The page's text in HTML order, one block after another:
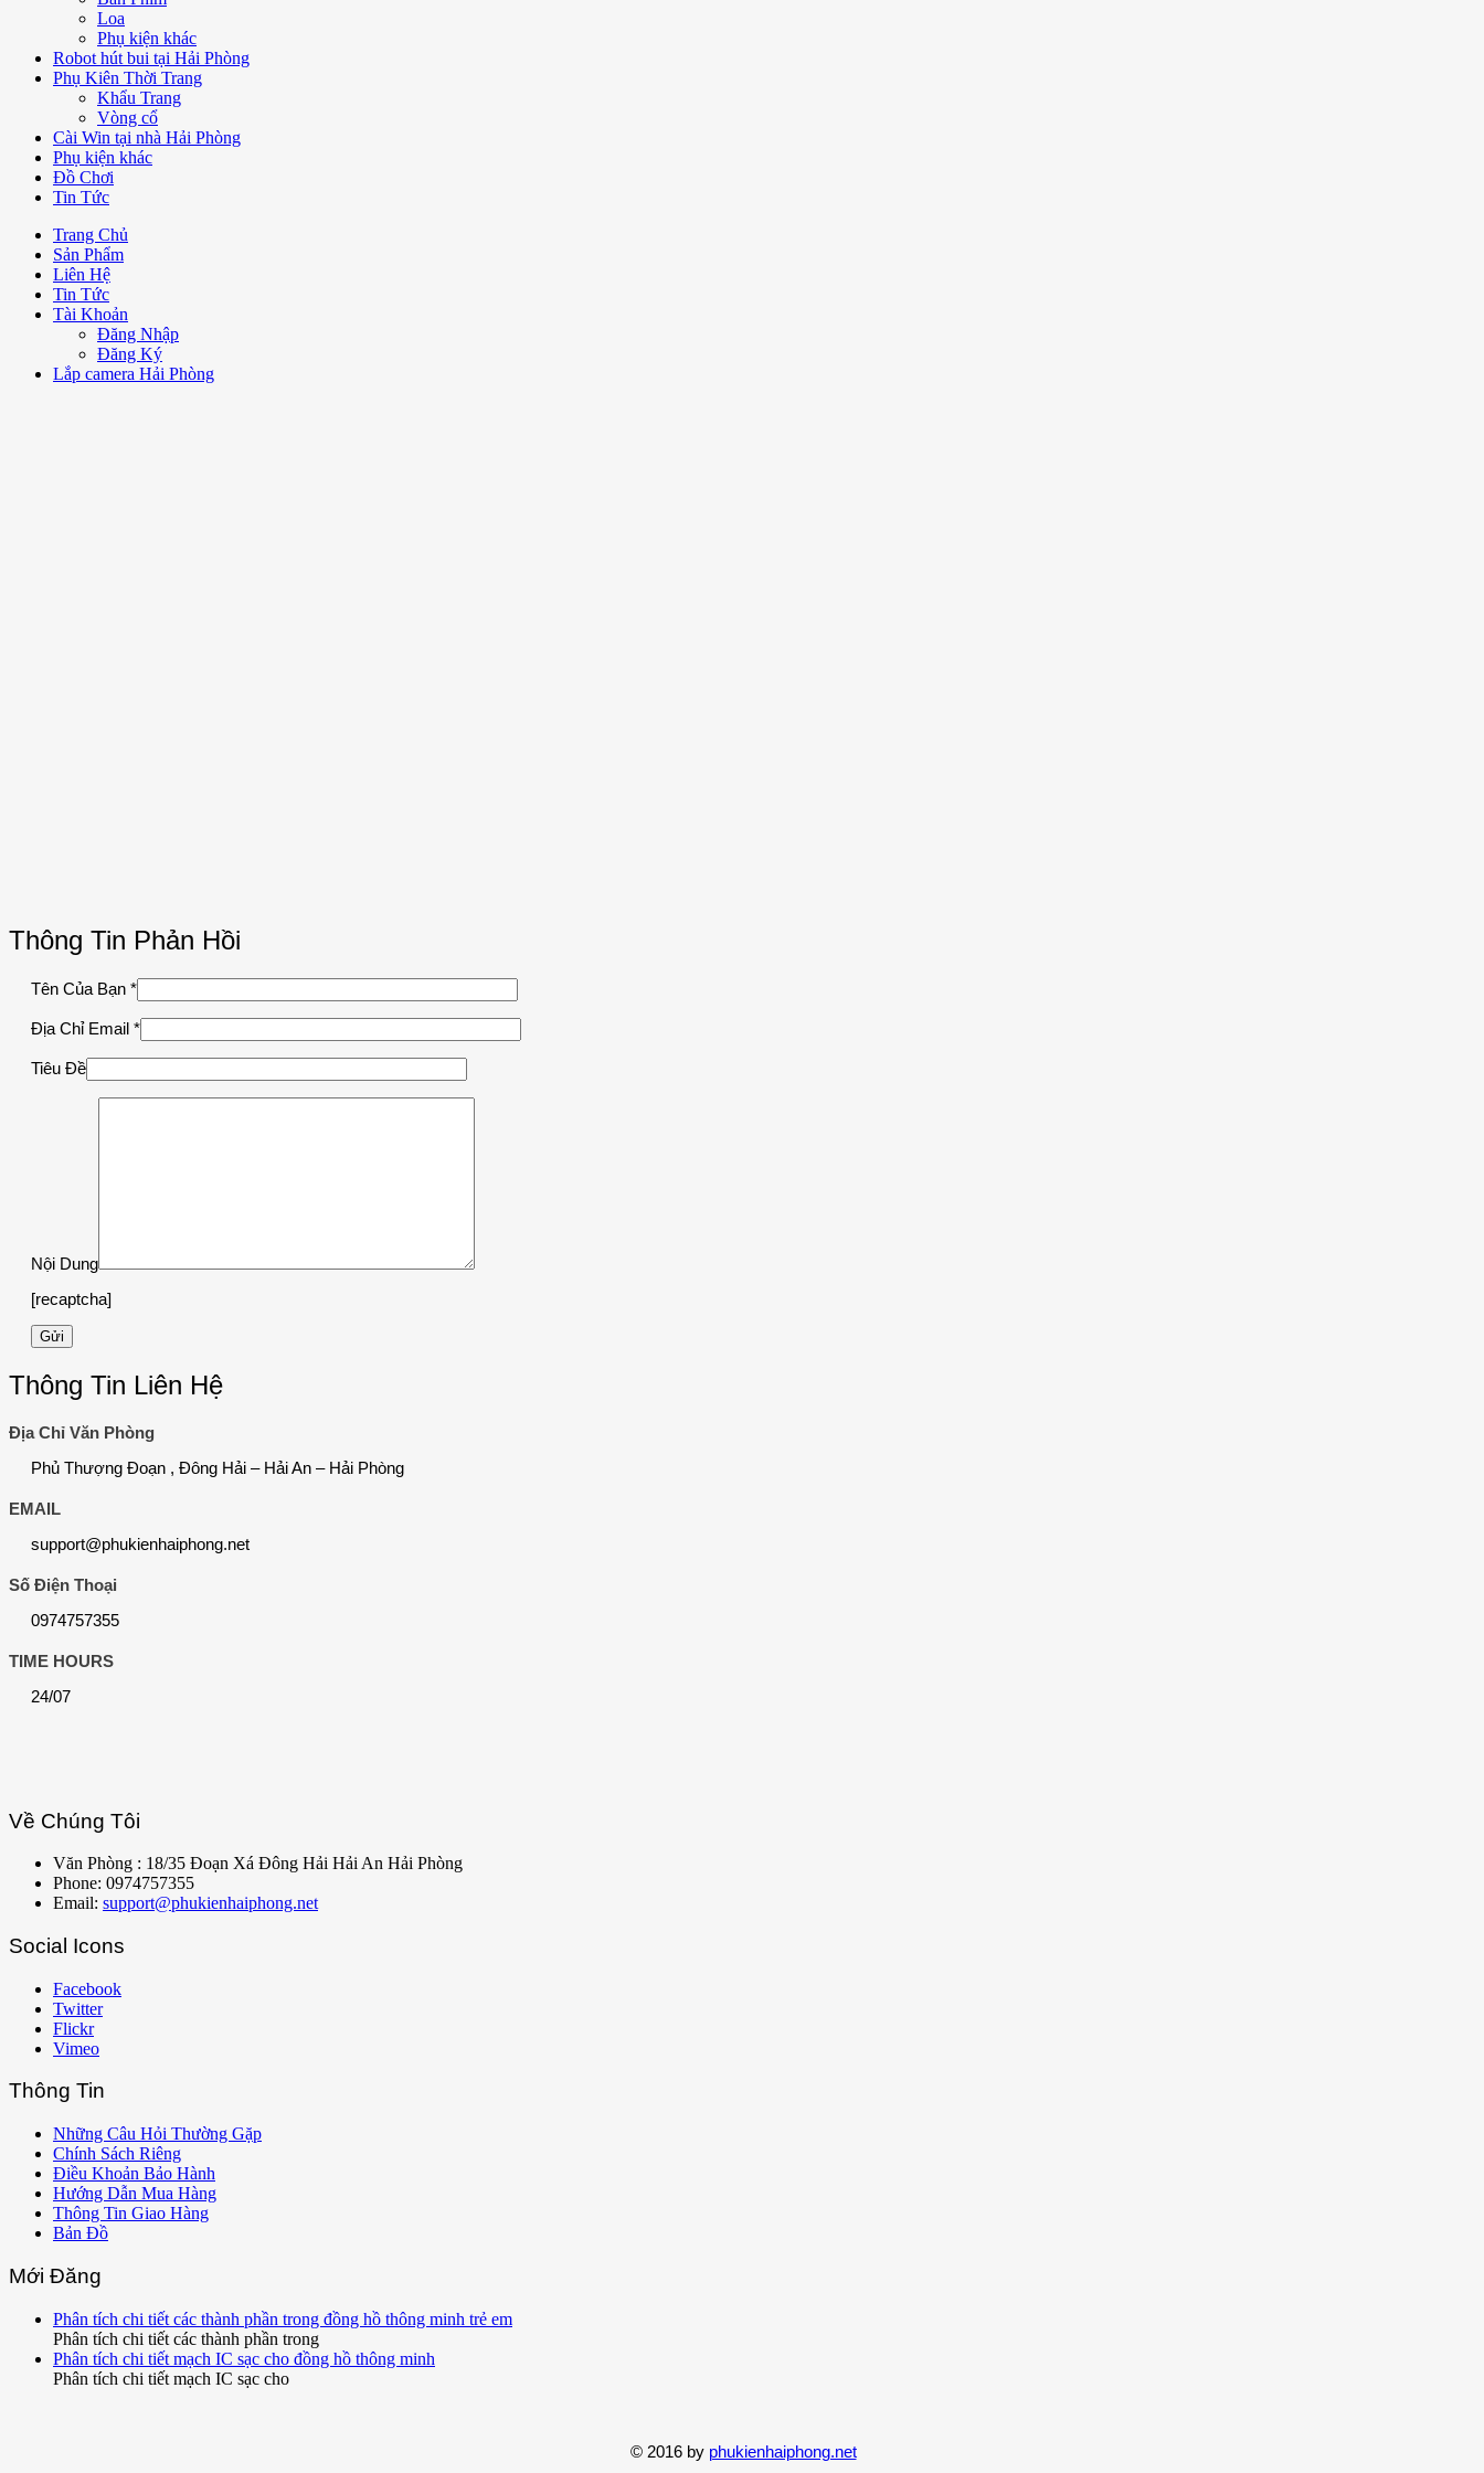
Loa
Phụ kiện khác
Robot hút bui tại Hải Phòng
Phụ Kiên Thời Trang
Khẩu Trang
Vòng cổ
Cài Win tại nhà Hải Phòng
Phụ kiện khác
Đồ Chơi
Tin Tức
Trang Chủ
Sản Phẩm
Liên Hệ
Tin Tức
Tài Khoản
Đăng Nhập
Đăng Ký
Lắp camera Hải Phòng
Thông Tin Phản Hồi
Tên Của Bạn *
Địa Chỉ Email *
Tiêu Đề
Nội Dung
[recaptcha]
Thông Tin Liên Hệ
Địa Chỉ Văn Phòng
Phủ Thượng Đoạn , Đông Hải – Hải An – Hải Phòng
EMAIL
support@phukienhaiphong.net
Số Điện Thoại
0974757355
TIME HOURS
24/07
Về Chúng Tôi
Văn Phòng : 18/35 Đoạn Xá Đông Hải Hải An Hải Phòng
Phone: 0974757355
Email: support@phukienhaiphong.net
Social Icons
Facebook
Twitter
Flickr
Vimeo
Thông Tin
Những Câu Hỏi Thường Gặp
Chính Sách Riêng
Điều Khoản Bảo Hành
Hướng Dẫn Mua Hàng
Thông Tin Giao Hàng
Bản Đồ
Mới Đăng
Phân tích chi tiết các thành phần trong đồng hồ thông minh trẻ em
Phân tích chi tiết các thành phần trong
Phân tích chi tiết mạch IC sạc cho đồng hồ thông minh
Phân tích chi tiết mạch IC sạc cho
© 2016 by phukienhaiphong.net